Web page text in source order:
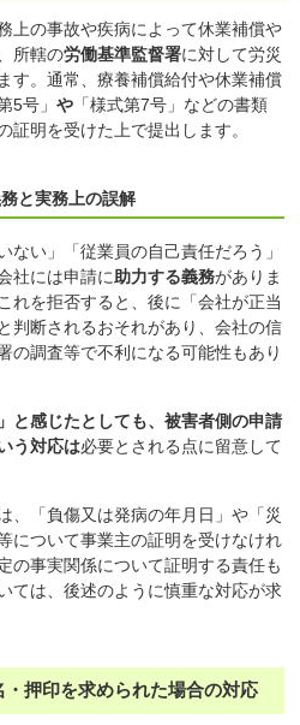
上の事故や疾病によって休業補償や
所轄の労働基準監督署に対して労災
す。通常、療養補償給付や休業補償
5号」や 「様式第7号」などの書類
証明を受けた上で提出します。
と実務上の誤解
ない」「従業員の自己責任だろう」
社には申請に 助力する義務がありま
れを拒否すると、後に「会社が正当
判断されるおそれがあり、会社の信
の調査等で不利になる可能性もあり
と感じたとしても、被害者側の申請
う対応は必要とされる点に留意して
、「負傷又は発病の年月日」や「災
について事業主の証明を受けなけれ
の事実関係について証明する責任も
ては、後述のように慎重な対応が求
押印を求められた場合の対応